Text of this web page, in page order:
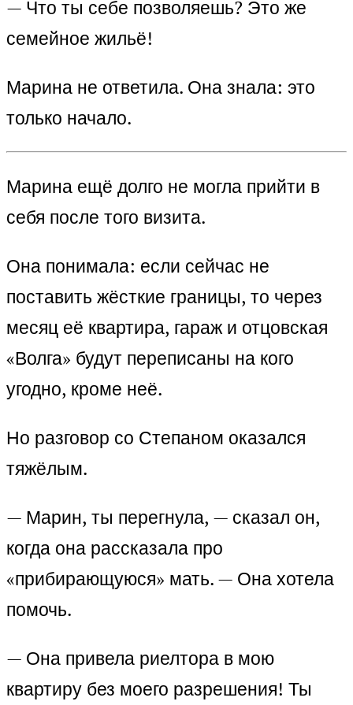
— Что ты себе позволяешь? Это же
семейное жильё!
Марина не ответила. Она знала: это
только начало.
Марина ещё долго не могла прийти в
себя после того визита.
Она понимала: если сейчас не
поставить жёсткие границы, то через
месяц её квартира, гараж и отцовская
«Волга» будут переписаны на кого
угодно, кроме неё.
Но разговор со Степаном оказался
тяжёлым.
— Марин, ты перегнула, — сказал он,
когда она рассказала про
«прибирающуюся» мать. — Она хотела
помочь.
— Она привела риелтора в мою
квартиру без моего разрешения! Ты